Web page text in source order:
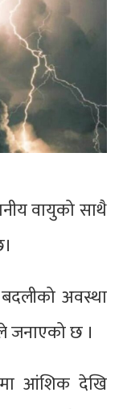
वायुको साथै
अवस्था
जनाएको छ ।
आंशिक देखि